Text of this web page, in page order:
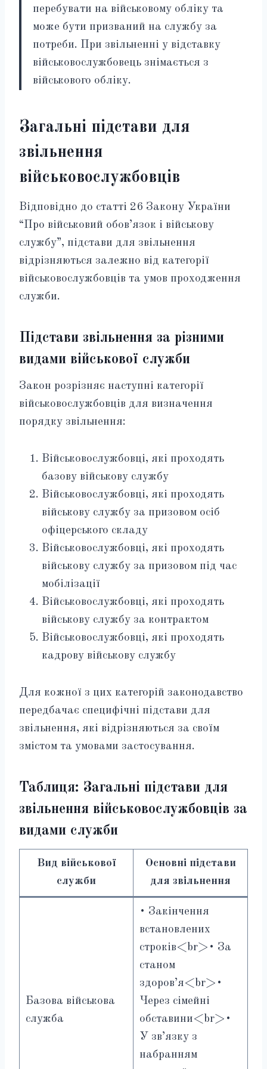
перебувати на військовому обліку та
може бути призваний на службу за
потреби. При звільненні у відставку
військовослужбовець знімається з
військового обліку.
Загальні підстави для
звільнення
військовослужбовців
Відповідно до статті 26 Закону України
“Про військовий обов’язок і військову
службу”, підстави для звільнення
відрізняються залежно від категорії
військовослужбовців та умов проходження
служби.
Підстави звільнення за різними
видами військової служби
Закон розрізняє наступні категорії
військовослужбовців для визначення
порядку звільнення:
Військовослужбовці, які проходять
базову військову службу
Військовослужбовці, які проходять
військову службу за призовом осіб
офіцерського складу
Військовослужбовці, які проходять
військову службу за призовом під час
мобілізації
Військовослужбовці, які проходять
військову службу за контрактом
Військовослужбовці, які проходять
кадрову військову службу
Для кожної з цих категорій законодавство
передбачає специфічні підстави для
звільнення, які відрізняються за своїм
змістом та умовами застосування.
Таблиця: Загальні підстави для
звільнення військовослужбовців за
видами служби
Вид військової
служби
Основні підстави
для звільнення
Базова військова
служба
• Закінчення
встановлених
строків<br>• За
станом
здоров’я<br>•
Через сімейні
обставини<br>•
У зв’язку з
набранням